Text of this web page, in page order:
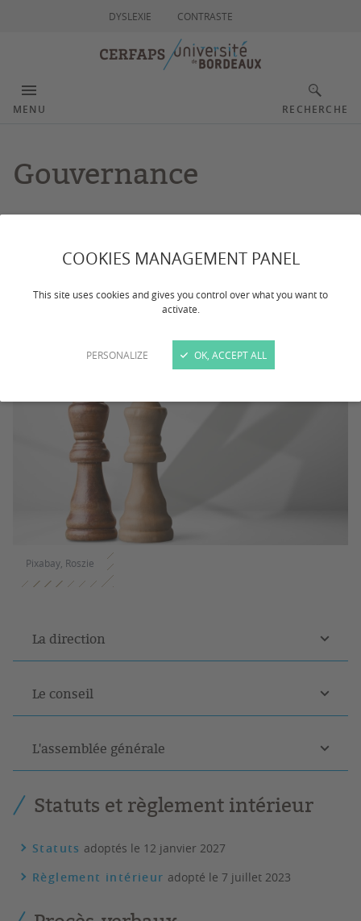
COOKIES MANAGEMENT PANEL
This site uses cookies and gives you control over what you want to
activate.
PERSONALIZE OK, ACCEPT ALL
DYSLEXIE CONTRASTE
MENU RECHERCHE
Gouvernance
des assurances, des personnes et de la santé - UR
Pixabay, Roszie
La direction
Le conseil
L'assemblée générale
Statuts et règlement intérieur
Statuts adoptés le 12 janvier 2027
Règlement intérieur adopté le 7 juillet 2023